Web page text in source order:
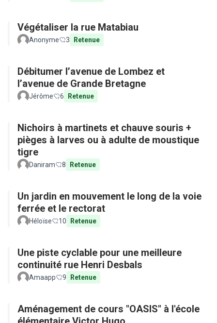
Végétaliser la rue Matabiau
Anonyme 3 Retenue
Débitumer l’avenue de Lombez et
l’avenue de Grande Bretagne
Jérôme 6 Retenue
Nichoirs à martinets et chauve souris +
pièges à larves ou à adulte de moustique
tigre
Daniram 8 Retenue
Un jardin en mouvement le long de la voie
ferrée et le rectorat
Héloïse 10 Retenue
Une piste cyclable pour une meilleure
continuité rue Henri Desbals
Amaapp 9 Retenue
Aménagement de cours "OASIS" à l'école